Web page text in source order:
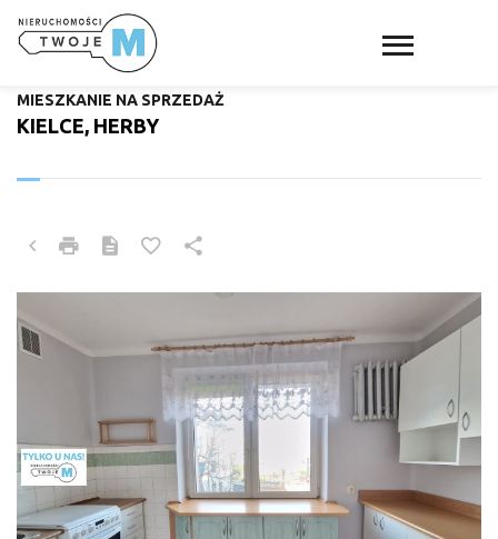
KIELCE, HERBY
MIESZKANIE NA SPRZEDAŻ